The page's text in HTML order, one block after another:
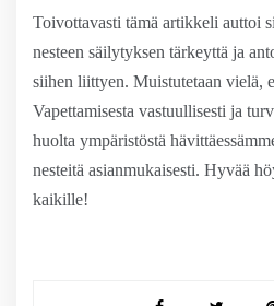
Toivottavasti tämä artikkeli auttoi
nesteen säilytyksen tärkeyttä ja
siihen liittyen. Muistutetaan vielä,
Vapettamisesta vastuullisesti ja
huolta ympäristöstä
nesteitä asianmukaisesti. Hyvää
kaikille!